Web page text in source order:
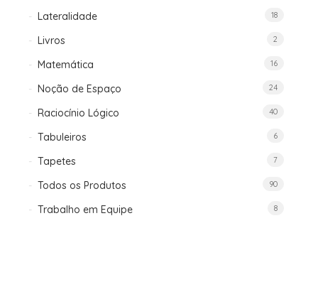
Lateralidade 18
Livros 2
Matemática 16
Noção de Espaço 24
Raciocínio Lógico 40
Tabuleiros 6
Tapetes 7
Todos os Produtos 90
Trabalho em Equipe 8